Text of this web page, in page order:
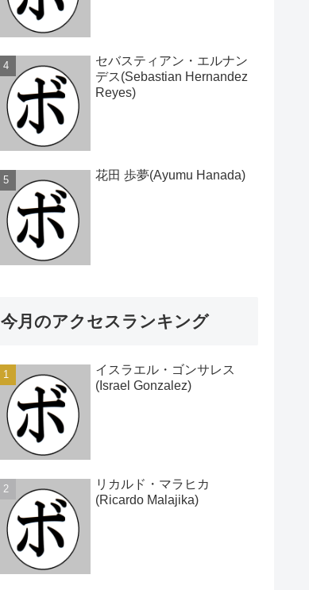
セバスティアン・エルナン
デス(Sebastian Hernandez
Reyes)
花田 歩夢(Ayumu Hanada)
今月のアクセスランキング
イスラエル・ゴンサレス
(Israel Gonzalez)
リカルド・マラヒカ
(Ricardo Malajika)